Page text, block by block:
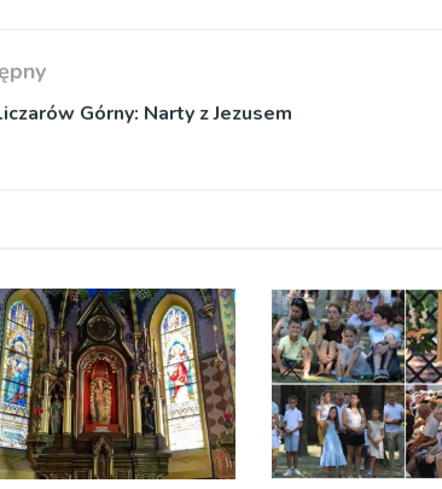
Górny: Narty z Jezusem